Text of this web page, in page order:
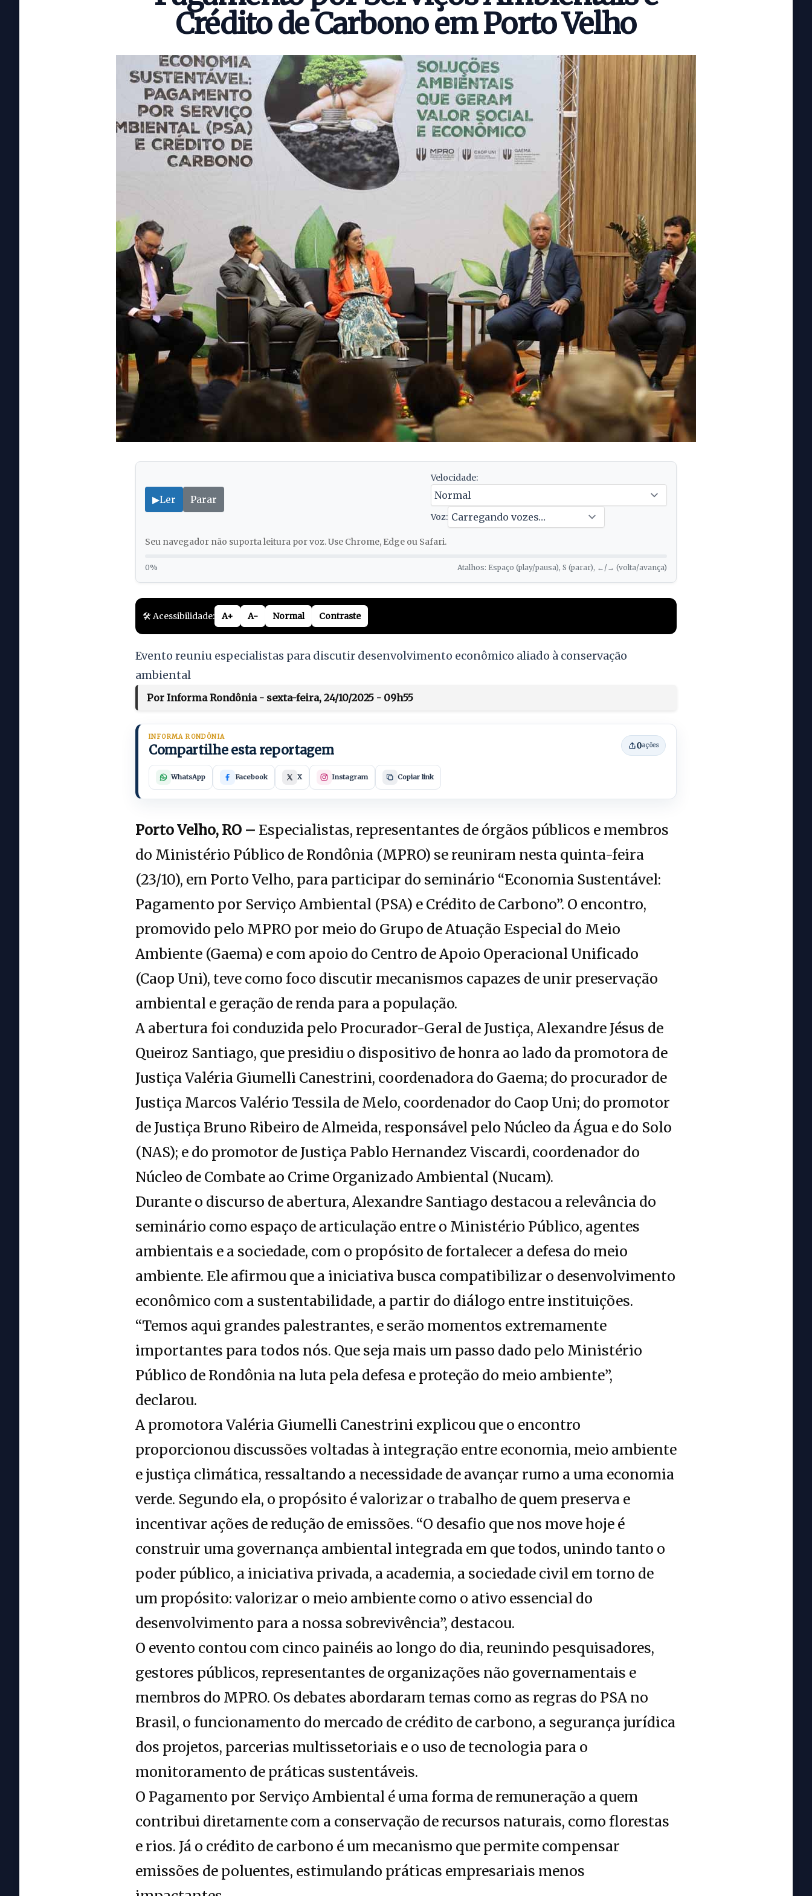
Crédito de Carbono em Porto Velho
▶Ler Parar
Velocidade:
Voz:
Seu navegador não suporta leitura por voz. Use Chrome, Edge ou Safari.
0% Atalhos: Espaço (play/pausa), S (parar), ←/→ (volta/avança)
🛠️ Acessibilidade: A+ A- Normal Contraste
Evento reuniu especialistas para discutir desenvolvimento econômico aliado à conservação
ambiental
Por Informa Rondônia - sexta-feira, 24/10/2025 - 09h55
INFORMA RONDÔNIA
Compartilhe esta reportagem 0ações
WhatsApp Facebook X Instagram Copiar link
Porto Velho, RO – Especialistas, representantes de órgãos públicos e membros
do Ministério Público de Rondônia (MPRO) se reuniram nesta quinta-feira
(23/10), em Porto Velho, para participar do seminário “Economia Sustentável:
Pagamento por Serviço Ambiental (PSA) e Crédito de Carbono”. O encontro,
promovido pelo MPRO por meio do Grupo de Atuação Especial do Meio
Ambiente (Gaema) e com apoio do Centro de Apoio Operacional Unificado
(Caop Uni), teve como foco discutir mecanismos capazes de unir preservação
ambiental e geração de renda para a população.
A abertura foi conduzida pelo Procurador-Geral de Justiça, Alexandre Jésus de
Queiroz Santiago, que presidiu o dispositivo de honra ao lado da promotora de
Justiça Valéria Giumelli Canestrini, coordenadora do Gaema; do procurador de
Justiça Marcos Valério Tessila de Melo, coordenador do Caop Uni; do promotor
de Justiça Bruno Ribeiro de Almeida, responsável pelo Núcleo da Água e do Solo
(NAS); e do promotor de Justiça Pablo Hernandez Viscardi, coordenador do
Núcleo de Combate ao Crime Organizado Ambiental (Nucam).
Durante o discurso de abertura, Alexandre Santiago destacou a relevância do
seminário como espaço de articulação entre o Ministério Público, agentes
ambientais e a sociedade, com o propósito de fortalecer a defesa do meio
ambiente. Ele afirmou que a iniciativa busca compatibilizar o desenvolvimento
econômico com a sustentabilidade, a partir do diálogo entre instituições.
“Temos aqui grandes palestrantes, e serão momentos extremamente
importantes para todos nós. Que seja mais um passo dado pelo Ministério
Público de Rondônia na luta pela defesa e proteção do meio ambiente”,
declarou.
A promotora Valéria Giumelli Canestrini explicou que o encontro
proporcionou discussões voltadas à integração entre economia, meio ambiente
e justiça climática, ressaltando a necessidade de avançar rumo a uma economia
verde. Segundo ela, o propósito é valorizar o trabalho de quem preserva e
incentivar ações de redução de emissões. “O desafio que nos move hoje é
construir uma governança ambiental integrada em que todos, unindo tanto o
poder público, a iniciativa privada, a academia, a sociedade civil em torno de
um propósito: valorizar o meio ambiente como o ativo essencial do
desenvolvimento para a nossa sobrevivência”, destacou.
O evento contou com cinco painéis ao longo do dia, reunindo pesquisadores,
gestores públicos, representantes de organizações não governamentais e
membros do MPRO. Os debates abordaram temas como as regras do PSA no
Brasil, o funcionamento do mercado de crédito de carbono, a segurança jurídica
dos projetos, parcerias multissetoriais e o uso de tecnologia para o
monitoramento de práticas sustentáveis.
O Pagamento por Serviço Ambiental é uma forma de remuneração a quem
contribui diretamente com a conservação de recursos naturais, como florestas
e rios. Já o crédito de carbono é um mecanismo que permite compensar
emissões de poluentes, estimulando práticas empresariais menos